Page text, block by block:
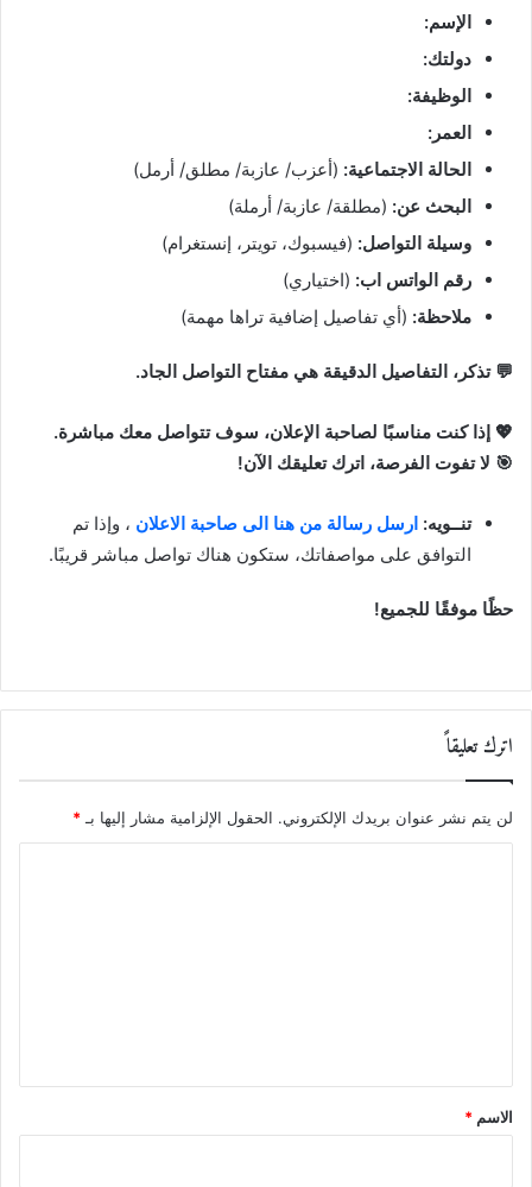
الإسم:
دولتك:
الوظيفة:
العمر:
الحالة الاجتماعية: (أعزب/ عازبة/ مطلق/ أرمل)
البحث عن: (مطلقة/ عازبة/ أرملة)
وسيلة التواصل: (فيسبوك، تويتر، إنستغرام)
رقم الواتس اب: (اختياري)
ملاحظة: (أي تفاصيل إضافية تراها مهمة)
💬 تذكر، التفاصيل الدقيقة هي مفتاح التواصل الجاد.
💖 إذا كنت مناسبًا لصاحبة الإعلان، سوف تتواصل معك مباشرة.
🎯 لا تفوت الفرصة، اترك تعليقك الآن!
تنــويه: ارسل رسالة من هنا الى صاحبة الاعلان ، وإذا تم
التوافق على مواصفاتك، ستكون هناك تواصل مباشر قريبًا.
حظًا موفقًا للجميع!
اترك تعليقاً
لن يتم نشر عنوان بريدك الإلكتروني. الحقول الإلزامية مشار إليها بـ *
*
الاسم *